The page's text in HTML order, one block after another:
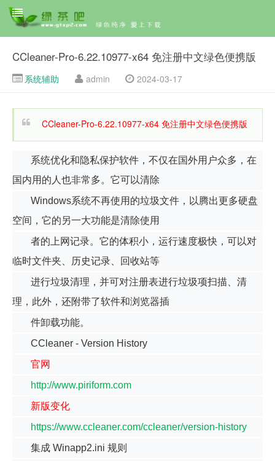
CCleaner-Pro-6.22.10977-x64 免注册中文绿色便携版
系统辅助 admin 2024-03-17
CCleaner-Pro-6.22.10977-x64 免注册中文绿色便携版
系统优化和隐私保护软件，不仅在国外用户众多，在
国内用的人也非常多。它可以清除
Windows系统不再使用的垃圾文件，以腾出更多硬盘
空间，它的另一大功能是清除使用
者的上网记录。它的体积小，运行速度极快，可以对
临时文件夹、历史记录、回收站等
进行垃圾清理，并可对注册表进行垃圾项扫描、清
理，此外，还附带了软件和浏览器插
件卸载功能。
CCleaner - Version History
官网
http://www.piriform.com
新版变化
https://www.ccleaner.com/ccleaner/version-history
集成 Winapp2.ini 规则